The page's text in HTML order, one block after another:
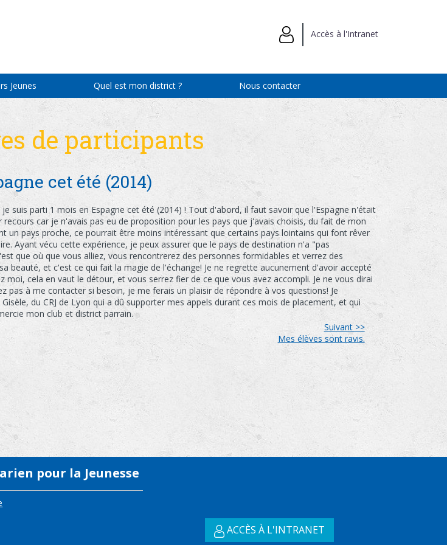
Accès à l'Intranet
Jeunes Quel est mon district ? Nous contacter
de participants
cet été (2014)
suis parti 1 mois en Espagne cet été (2014) ! Tout d'abord, il faut savoir que l'Espagne n'était
car je n'avais pas eu de proposition pour les pays que j'avais choisis, du fait de mon
un pays proche, ce pourrait être moins intéressant que certains pays lointains qui font rêver
Ayant vécu cette expérience, je peux assurer que le pays de destination n'a "pas
que où que vous alliez, vous rencontrerez des personnes formidables et verrez des
beauté, et c'est ce qui fait la magie de l'échange! Je ne regrette aucunement d'avoir accepté
cela en vaut le détour, et vous serrez fier de ce que vous avez accompli. Je ne vous dirai
à me contacter si besoin, je me ferais un plaisir de répondre à vos questions! Je
du CRJ de Lyon qui a dû supporter mes appels durant ces mois de placement, et qui
mon club et district parrain.
Suivant >>
Mes élèves sont ravis.
pour la Jeunesse
ACCÈS À L'INTRANET